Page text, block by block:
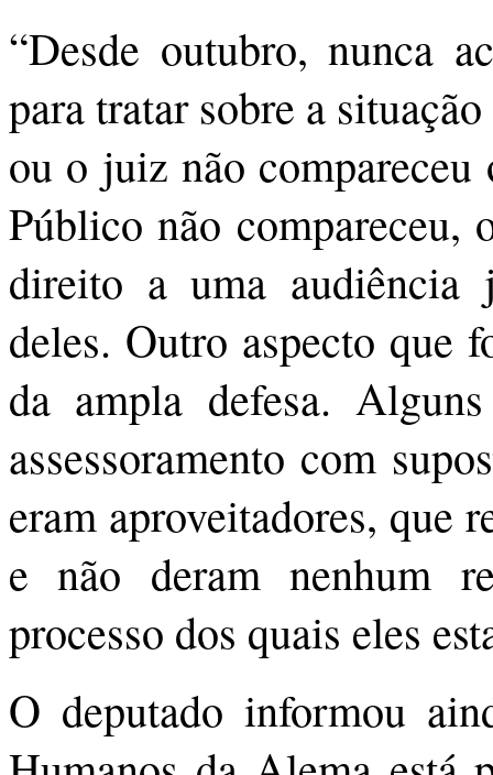
“Desde outubro, nunca
para tratar sobre a
ou o juiz não
Público não compareceu,
direito a uma audiência
deles. Outro aspecto que
da ampla defesa. Alguns
assessoramento com
eram aproveitadores, que
e não deram nenhum
processo dos quais eles
O deputado informou